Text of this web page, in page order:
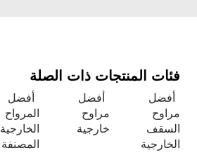
فئات المنتجات ذات الصلة
أفضل
مراوح
السقف
الخارجية
أفضل
مراوح
خارجية
أفضل
المرواح
الخارجية
المصنفة